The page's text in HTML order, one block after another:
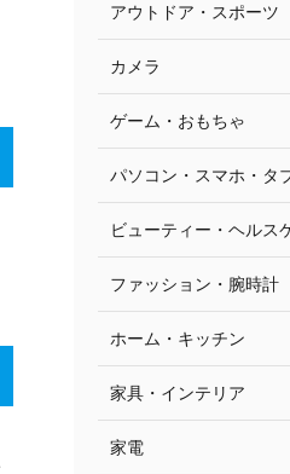
アウトドア・スポーツ
カメラ
ゲーム・おもちゃ
パソコン・スマホ・タ
ビューティー・ヘルス
ファッション・腕時計
ホーム・キッチン
家具・インテリア
家電